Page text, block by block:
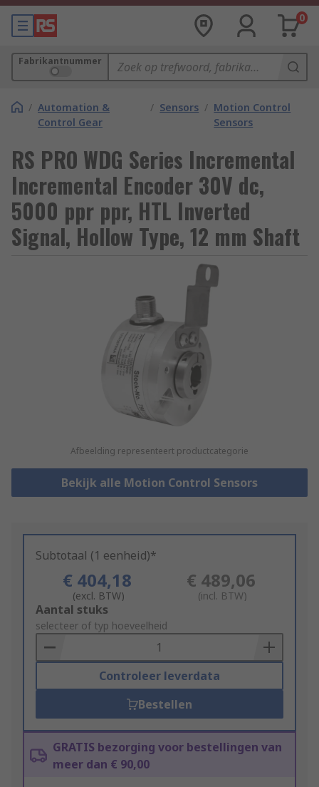
0
Fabrikantnummer
/ Automation &
Control Gear
/ Sensors / Motion Control
Sensors
RS PRO WDG Series Incremental
Incremental Encoder 30V dc,
5000 ppr ppr, HTL Inverted
Signal, Hollow Type, 12 mm Shaft
Afbeelding representeert productcategorie
Bekijk alle Motion Control Sensors
Subtotaal (1 eenheid)*
€ 404,18
(excl. BTW)
€ 489,06
(incl. BTW)
Add
to
Basket
Aantal stuks
selecteer of typ hoeveelheid
Controleer leverdata
Bestellen
GRATIS bezorging voor bestellingen van
meer dan € 90,00